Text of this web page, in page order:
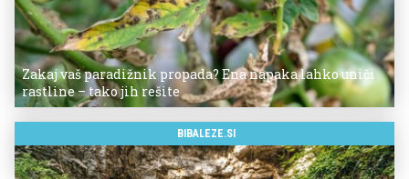
Zakaj vaš paradižnik propada? Ena napaka lahko uniči
rastline – tako jih rešite
BIBALEZE.SI